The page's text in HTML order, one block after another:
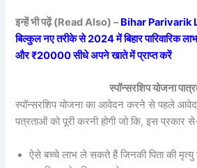
इन्हें भी पढ़ें (Read Also) –Bihar Parivarik
बिल्कुल नए तरीके से 2024 में बिहार पारिवारिक
और ₹20000 सीधे अपने खाते में प्राप्त करें
स्पॉन्सरशिप योजना
स्पॉन्सरशिप योजना का आवेदन करने से पहले
पत्रताओं को पूरी करनी होगी जो कि, इस प्रकार
ऐसे बच्चे लाभ ले सकते हैं जिनकी पिता की मृत्यु